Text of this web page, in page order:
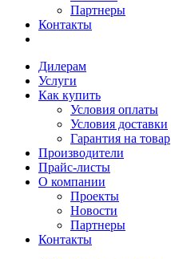
Партнеры
Контакты
Дилерам
Услуги
Как купить
Условия оплаты
Условия доставки
Гарантия на товар
Производители
Прайс-листы
О компании
Проекты
Новости
Партнеры
Контакты